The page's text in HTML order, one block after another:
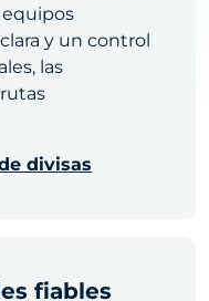
y un control
las
divisas
fiables